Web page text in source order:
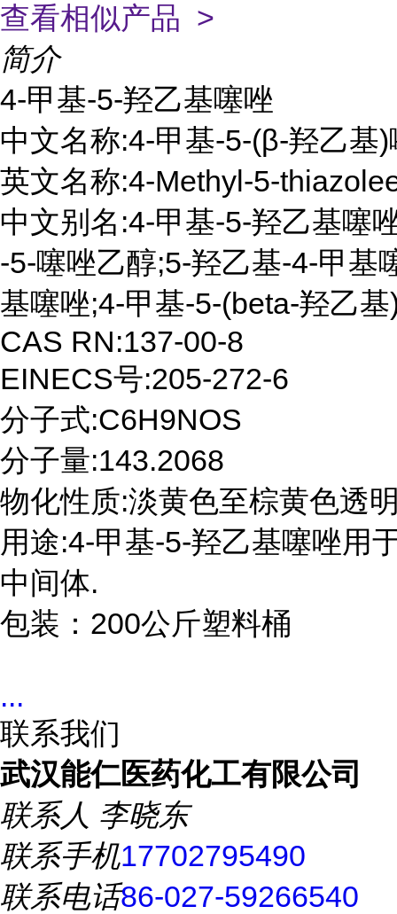
查看相似产品 >
简介
4-甲基-5-羟乙基噻唑
中文名称:4-甲基-5-(β-羟乙基)
英文名称:4-Methyl-5-
中文别名:4-甲基-5-羟乙基噻
-5-噻唑乙醇;5-羟乙基-4-甲基
基噻唑;4-甲基-5-(beta-羟乙
CAS RN:137-00-8
EINECS号:205-272-6
分子式:C6H9NOS
分子量:143.2068
物化性质:淡黄色至棕黄色透
用途:4-甲基-5-羟乙基噻唑用
中间体.
包装：200公斤塑料桶
...
联系我们
武汉能仁医药化工有限公司
联系人 李晓东
联系手机17702795490
联系电话86-027-59266540